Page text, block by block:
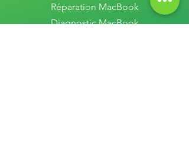
Réparation MacBook
Diagnostic MacBook